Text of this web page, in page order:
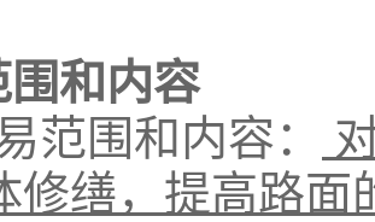
围和内容
范围和内容：
修缮，提高路